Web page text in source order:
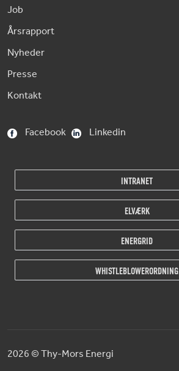
Job
Årsrapport
Nyheder
Presse
Kontakt
Facebook
Linkedin
INTRANET
ELVÆRK
ENERGRID
WHISTLEBLOWERORDNING
2026© Thy-Mors Energi